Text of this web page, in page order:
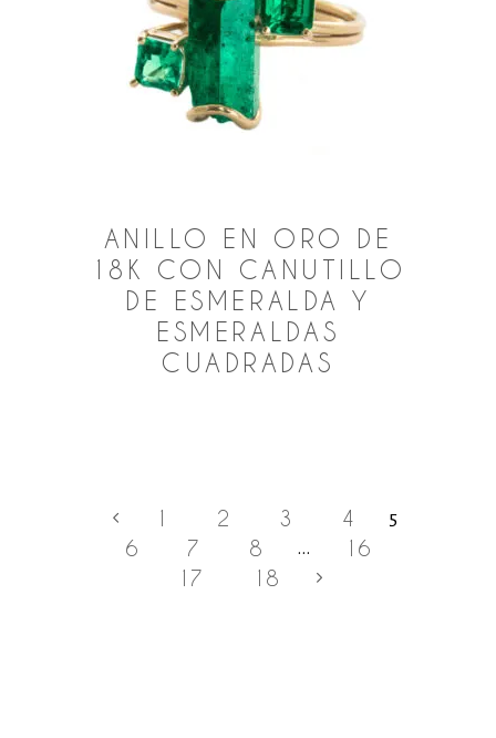
ANILLO EN ORO DE
18K CON CANUTILLO
DE ESMERALDA Y
ESMERALDAS
CUADRADAS
1 2 3 4 5
6 7 8 …
16
17
18